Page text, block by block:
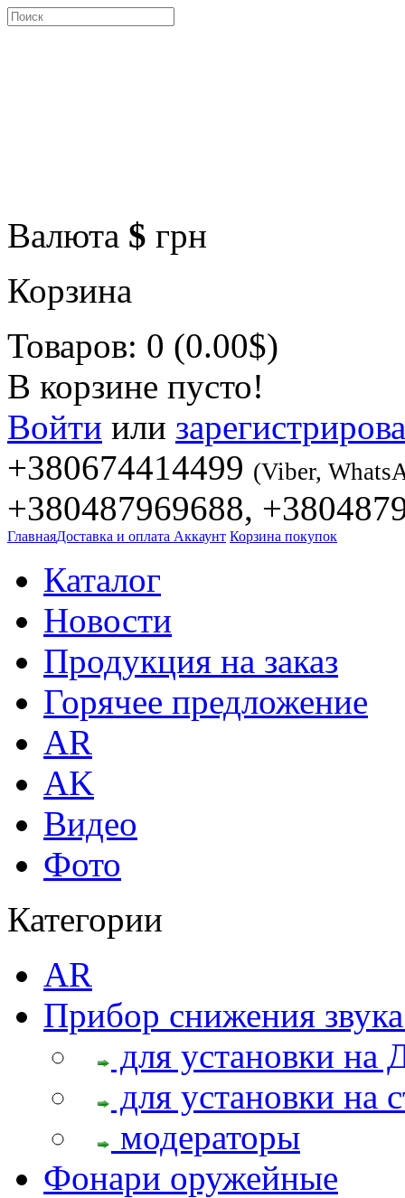
Валюта $ грн
Корзина
Товаров: 0 (0.00$)
В корзине пусто!
Войти или
+380674414499 (Viber,
+380487969688,
ГлавнаяДоставка и оплата Аккаунт Корзина покупок
Каталог
Новости
Продукция на заказ
Горячее предложение
AR
AK
Видео
Фото
Категории
AR
Прибор снижения
для установки на
для установки на
модераторы
Фонари оружейные